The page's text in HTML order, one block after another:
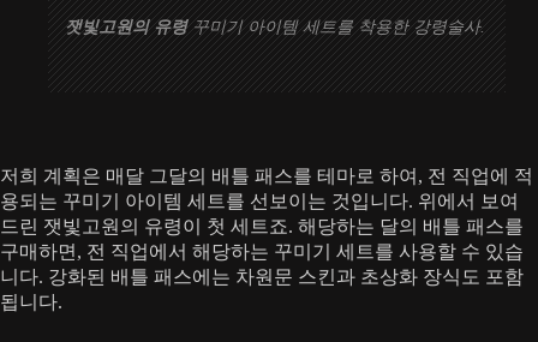
잿빛고원의 유령꾸미기 아이템 세트를 착용한 강령술사.
저희 계획은 매달 그달의 배틀 패스를 테마로 하여, 전 직업에 적
용되는 꾸미기 아이템 세트를 선보이는 것입니다. 위에서 보여
드린 잿빛고원의 유령이 첫 세트죠. 해당하는 달의 배틀 패스를
구매하면, 전 직업에서 해당하는 꾸미기 세트를 사용할 수 있습
니다. 강화된 배틀 패스에는 차원문 스킨과 초상화 장식도 포함
됩니다.